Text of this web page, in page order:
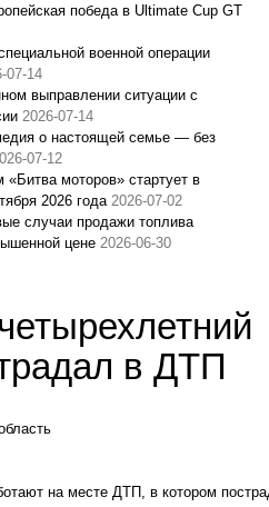
победа в Ultimate Cup GT
военной операции
07-14
выправлении ситуации с
2026-07-14
о настоящей семье — без
07-12
моторов» стартует в
2026 года 2026-07-02
случаи продажи топлива
цене 2026-06-30
в ДТП